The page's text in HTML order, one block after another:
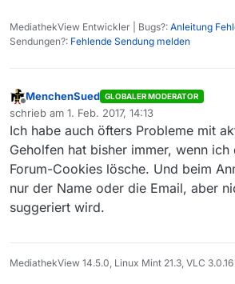
MediathekView Entwickler | Bugs?: Anleitung
Sendungen?: Fehlende Sendung melden
Offline
MenchenSued GLOBALER MODERATOR
schrieb am 1. Feb. 2017, 14:13
zuletzt editiert von
Ich habe auch öfters Probleme mit
Geholfen hat bisher immer, wenn
Forum-Cookies lösche. Und beim
nur der Name oder die Email, aber
suggeriert wird.
MediathekView 14.5.0, Linux Mint 21.3, VLC 3.0.16